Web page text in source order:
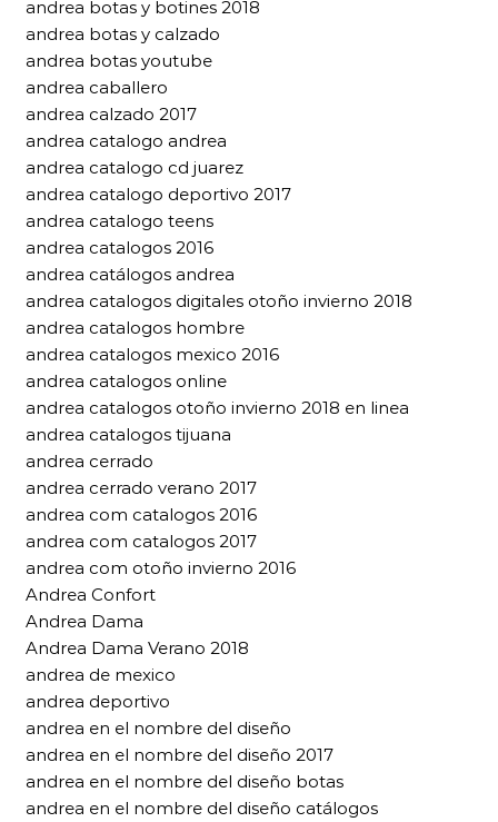
andrea botas y botines 2018
andrea botas y calzado
andrea botas youtube
andrea caballero
andrea calzado 2017
andrea catalogo andrea
andrea catalogo cd juarez
andrea catalogo deportivo 2017
andrea catalogo teens
andrea catalogos 2016
andrea catálogos andrea
andrea catalogos digitales otoño invierno 2018
andrea catalogos hombre
andrea catalogos mexico 2016
andrea catalogos online
andrea catalogos otoño invierno 2018 en linea
andrea catalogos tijuana
andrea cerrado
andrea cerrado verano 2017
andrea com catalogos 2016
andrea com catalogos 2017
andrea com otoño invierno 2016
Andrea Confort
Andrea Dama
Andrea Dama Verano 2018
andrea de mexico
andrea deportivo
andrea en el nombre del diseño
andrea en el nombre del diseño 2017
andrea en el nombre del diseño botas
andrea en el nombre del diseño catálogos